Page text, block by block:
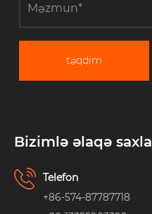
Bizimlə əlaqə